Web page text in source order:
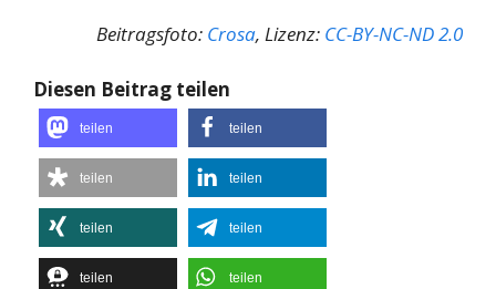
Beitragsfoto: Crosa, Lizenz: CC-BY-NC-ND 2.0
Diesen Beitrag teilen
teilen teilen
teilen teilen
teilen teilen
teilen teilen